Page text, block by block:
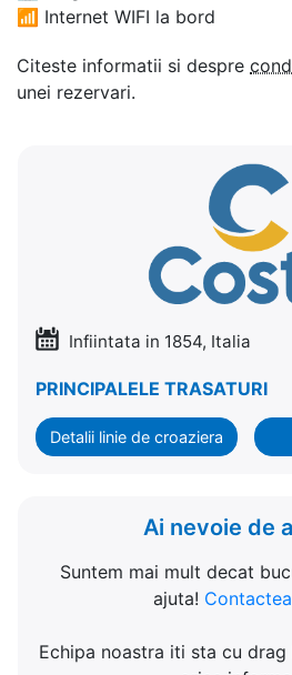
📶 Internet WIFI la bord
Citeste informatii si despre
unei rezervari.
Infiintata in 1854, Italia
PRINCIPALELE TRASATURI
Detalii linie de croaziera
Ai nevoie de
Suntem mai mult decat
ajuta!
Echipa noastra iti sta cu